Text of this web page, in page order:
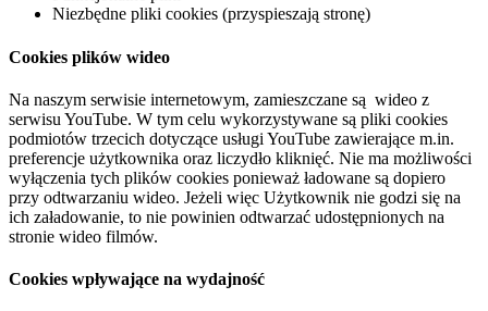
Niezbędne pliki cookies (przyspieszają stronę)
Cookies plików wideo
Na naszym serwisie internetowym, zamieszczane są wideo z
serwisu YouTube. W tym celu wykorzystywane są pliki cookies
podmiotów trzecich dotyczące usługi YouTube zawierające m.in.
preferencje użytkownika oraz liczydło kliknięć. Nie ma możliwości
wyłączenia tych plików cookies ponieważ ładowane są dopiero
przy odtwarzaniu wideo. Jeżeli więc Użytkownik nie godzi się na
ich załadowanie, to nie powinien odtwarzać udostępnionych na
stronie wideo filmów.
Cookies wpływające na wydajność